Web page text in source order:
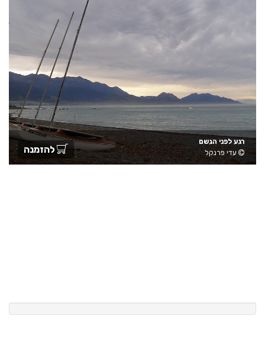
רגע לפני הגשם
עדי פרנקל
להזמנה